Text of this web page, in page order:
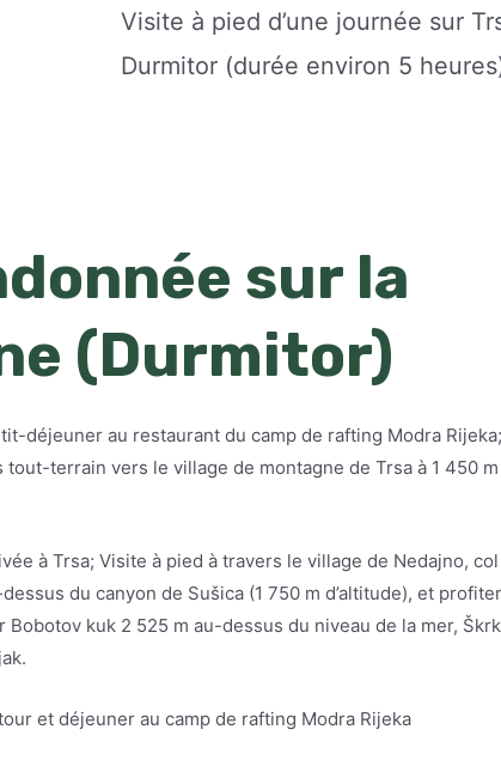
Visite à pied d’une journée sur
Durmitor (durée environ 5
sur la
(Durmitor)
déjeuner au restaurant du camp de rafting Modra
tout-terrain vers le village de montagne de Trsa à 1 450 m
à Trsa; Visite à pied à travers le village de Nedajno,
du canyon de Sušica (1 750 m d’altitude), et
Bobotov kuk 2 525 m au-dessus du niveau de la mer,
et déjeuner au camp de rafting Modra Rijeka